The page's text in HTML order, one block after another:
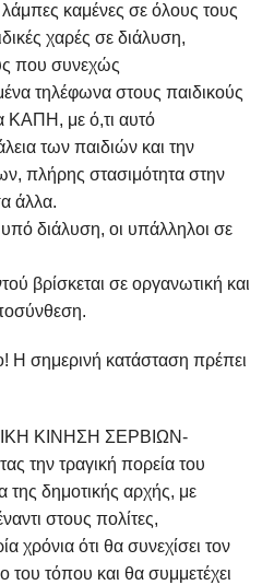
καμένες σε όλους τους
χαρές σε διάλυση,
που συνεχώς
τηλέφωνα στους παιδικούς
ΚΑΠΗ, με ό,τι αυτό
των παιδιών και την
πλήρης στασιμότητα στην
άλλα.
διάλυση, οι υπάλληλοι σε
βρίσκεται σε οργανωτική και
Η σημερινή κατάσταση πρέπει
ΚΙΝΗΣΗ ΣΕΡΒΙΩΝ-
την τραγική πορεία του
δημοτικής αρχής, με
στους πολίτες,
χρόνια ότι θα συνεχίσει τον
τόπου και θα συμμετέχει